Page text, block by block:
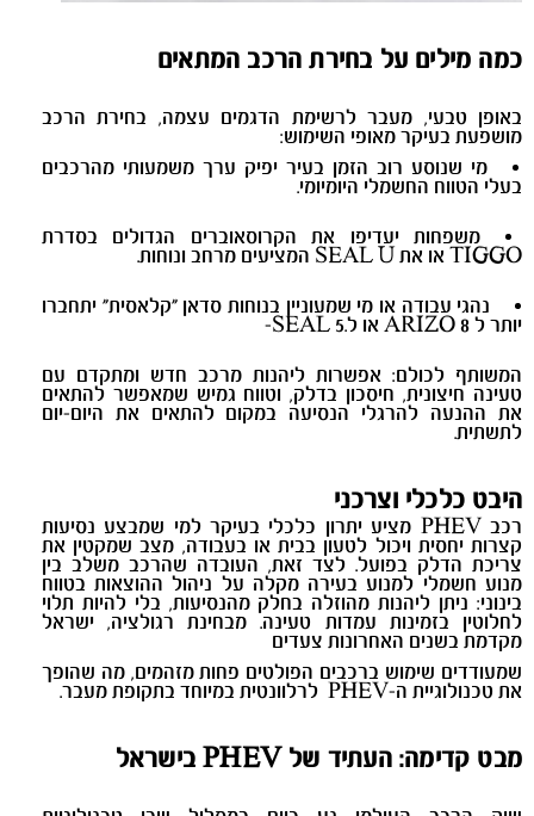
כמה מילים על בחירת הרכב המתאים
באופן טבעי, מעבר לרשימת הדגמים עצמה, בחירת הרכב
מושפעת בעיקר מאופי השימוש:
מי שנוסע רוב הזמן בעיר יפיק ערך משמעותי מהרכבים
בעלי הטווח החשמלי היומיומי.
משפחות יעדיפו את הקרוסאוברים הגדולים בסדרת
TIGGO או את SEAL U המציעים מרחב ונוחות.
נהגי עבודה או מי שמעוניין בנוחות סדאן “קלאסית” יתחברו
יותר ל ARIZO 8 או ל.SEAL 5-
המשותף לכולם: אפשרות ליהנות מרכב חדש ומתקדם עם
טעינה חיצונית, חיסכון בדלק, וטווח גמיש שמאפשר להתאים
את ההנעה להרגלי הנסיעה במקום להתאים את היום-יום
לתשתית.
היבט כלכלי וצרכני
רכב PHEV מציע יתרון כלכלי בעיקר למי שמבצע נסיעות
קצרות יחסית ויכול לטעון בבית או בעבודה, מצב שמקטין את
צריכת הדלק בפועל. לצד זאת, העובדה שהרכב משלב בין
מנוע חשמלי למנוע בעירה מקלה על ניהול ההוצאות בטווח
בינוני: ניתן ליהנות מהוזלה בחלק מהנסיעות, בלי להיות תלוי
לחלוטין בזמינות עמדות טעינה. מבחינת רגולציה, ישראל
מקדמת בשנים האחרונות צעדים
שמעודדים שימוש ברכבים הפולטים פחות מזהמים, מה שהופך
את טכנולוגיית ה-PHEV לרלוונטית במיוחד בתקופת מעבר.
מבט קדימה: העתיד של בישראל